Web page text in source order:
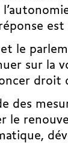
est
et le
sur la
droit
des
le